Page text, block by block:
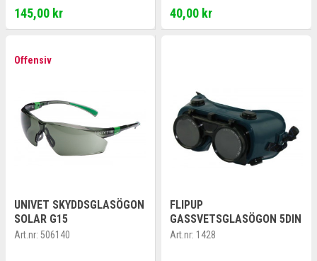
145,00 kr 40,00 kr
Offensiv
UNIVET SKYDDSGLASÖGON
SOLAR G15
Art.nr: 506140
FLIPUP
GASSVETSGLASÖGON 5DIN
Art.nr: 1428